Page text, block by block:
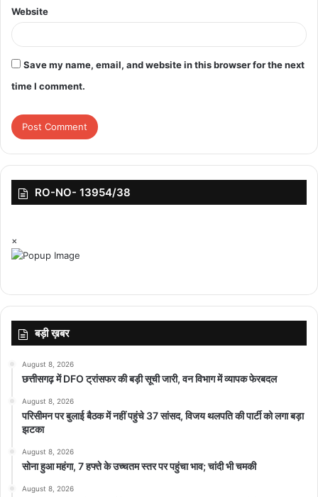
Website
Save my name, email, and website in this browser for the next
time I comment.
RO-NO- 13954/38
×
बड़ी ख़बर
August 8, 2026
छत्तीसगढ़ में DFO ट्रांसफर की बड़ी सूची जारी, वन विभाग में व्यापक फेरबदल
August 8, 2026
परिसीमन पर बुलाई बैठक में नहीं पहुंचे 37 सांसद, विजय थलपति की पार्टी को लगा बड़ा
झटका
August 8, 2026
सोना हुआ महंगा, 7 हफ्ते के उच्चतम स्तर पर पहुंचा भाव; चांदी भी चमकी
August 8, 2026